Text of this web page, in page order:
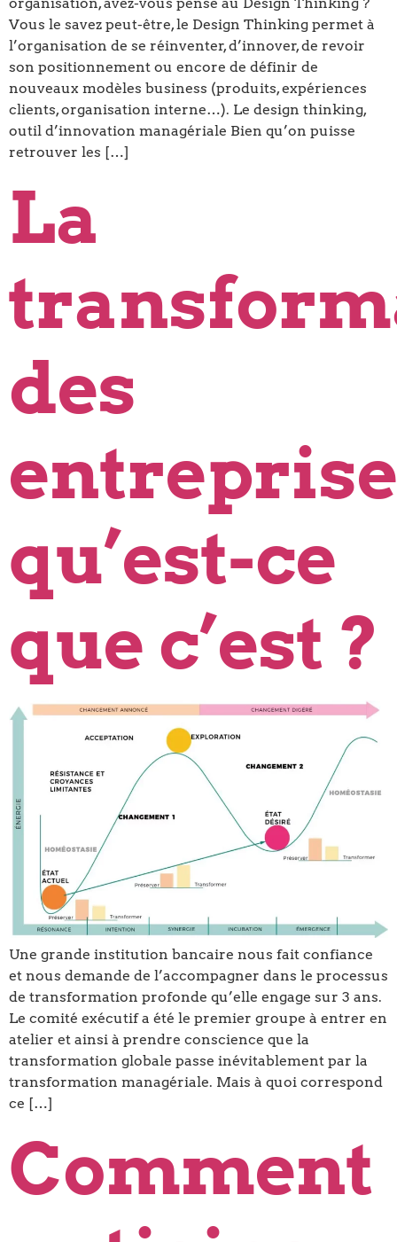
Vous le savez peut-être, le Design Thinking permet à
l’organisation de se réinventer, d’innover, de revoir
son positionnement ou encore de définir de
nouveaux modèles business (produits, expériences
clients, organisation interne…). Le design thinking,
outil d’innovation managériale Bien qu’on puisse
retrouver les […]
La
des
qu’est-ce
que c’est ?
Une grande institution bancaire nous fait confiance
et nous demande de l’accompagner dans le processus
de transformation profonde qu’elle engage sur 3 ans.
Le comité exécutif a été le premier groupe à entrer en
atelier et ainsi à prendre conscience que la
transformation globale passe inévitablement par la
transformation managériale. Mais à quoi correspond
ce […]
Comment